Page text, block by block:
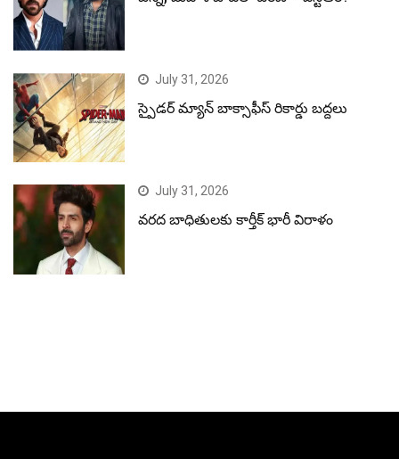
July 31, 2026
స్పైడర్ మ్యాన్ బాక్సాఫీస్ రికార్డు బద్దలు
July 31, 2026
వరద బాధితులకు కార్తీక్ భారీ విరాళం